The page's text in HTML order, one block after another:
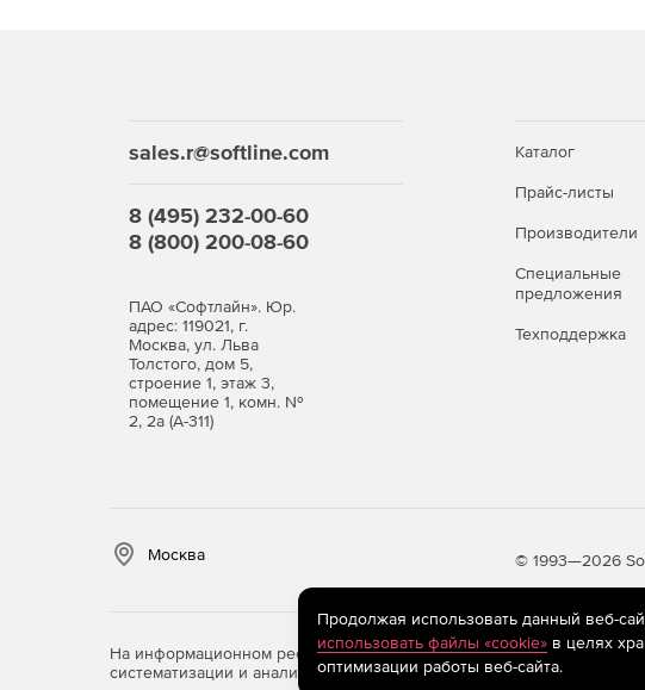
sales.r@softline.com
8 (495) 232-00-60
8 (800) 200-08-60
ПАО «Софтлайн». Юр.
адрес: 119021, г.
Москва, ул. Льва
Толстого, дом 5,
строение 1, этаж 3,
помещение 1, комн. №
2, 2а (А-311)
Каталог
Прайс-листы
Производители
Специальные
предложения
Техподдержка
Москва © 1993—2026
На информационном ресурсе store.softline.ru применяются
систематизации и анализа сведений, относящихся к
Продолжая использовать данный веб-
использовать файлы «cookie»в целях
оптимизации работы веб-сайта.